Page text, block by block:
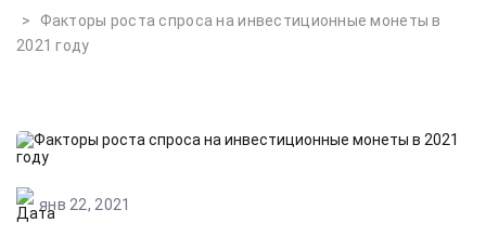
Факторы роста спроса на инвестиционные монеты в
2021 году
янв 22, 2021